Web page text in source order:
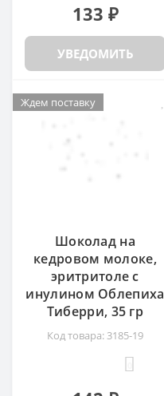
133 ₽
УВЕДОМИТЬ
Ждем поставку
Шоколад на
кедровом молоке,
эритритоле с
инулином Облепиха
Тиберри, 35 гр
Код товара: 3185-19